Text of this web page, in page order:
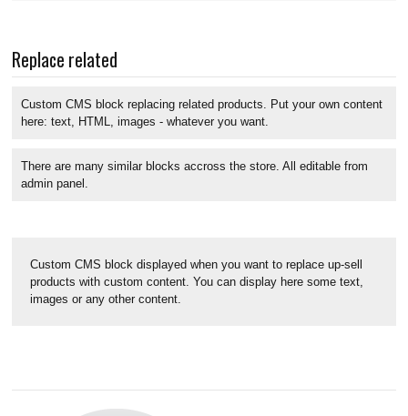
Replace related
Custom CMS block replacing related products. Put your own content
here: text, HTML, images - whatever you want.
There are many similar blocks accross the store. All editable from
admin panel.
Custom CMS block displayed when you want to replace up-sell
products with custom content. You can display here some text,
images or any other content.